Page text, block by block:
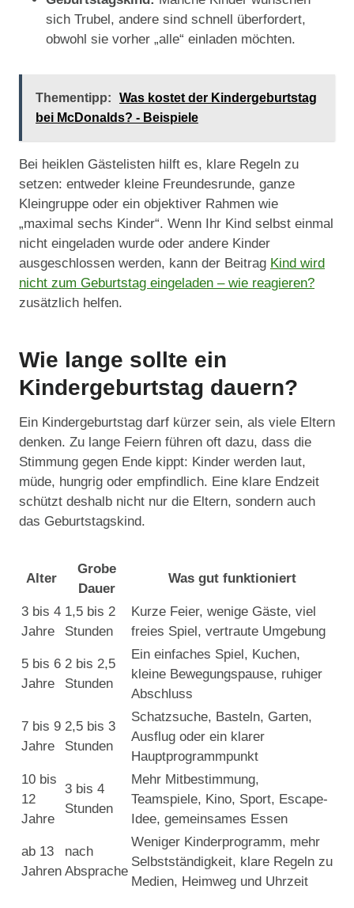
sich Trubel, andere sind schnell überfordert,
obwohl sie vorher „alle“ einladen möchten.
Thementipp:
Was kostet der Kindergeburtstag
bei McDonalds? - Beispiele
Bei heiklen Gästelisten hilft es, klare Regeln zu
setzen: entweder kleine Freundesrunde, ganze
Kleingruppe oder ein objektiver Rahmen wie
„maximal sechs Kinder“. Wenn Ihr Kind selbst einmal
nicht eingeladen wurde oder andere Kinder
ausgeschlossen werden, kann der Beitrag Kind wird
nicht zum Geburtstag eingeladen – wie reagieren?
zusätzlich helfen.
Wie lange sollte ein
Kindergeburtstag dauern?
Ein Kindergeburtstag darf kürzer sein, als viele Eltern
denken. Zu lange Feiern führen oft dazu, dass die
Stimmung gegen Ende kippt: Kinder werden laut,
müde, hungrig oder empfindlich. Eine klare Endzeit
schützt deshalb nicht nur die Eltern, sondern auch
das Geburtstagskind.
Alter
Grobe
Dauer
Was gut funktioniert
3 bis 4
Jahre
1,5 bis 2
Stunden
Kurze Feier, wenige Gäste, viel
freies Spiel, vertraute Umgebung
5 bis 6
Jahre
2 bis 2,5
Stunden
Ein einfaches Spiel, Kuchen,
kleine Bewegungspause, ruhiger
Abschluss
7 bis 9
Jahre
2,5 bis 3
Stunden
Schatzsuche, Basteln, Garten,
Ausflug oder ein klarer
Hauptprogrammpunkt
10 bis
12
Jahre
3 bis 4
Stunden
Mehr Mitbestimmung,
Teamspiele, Kino, Sport, Escape-
Idee, gemeinsames Essen
ab 13
Jahren
nach
Absprache
Weniger Kinderprogramm, mehr
Selbstständigkeit, klare Regeln zu
Medien, Heimweg und Uhrzeit